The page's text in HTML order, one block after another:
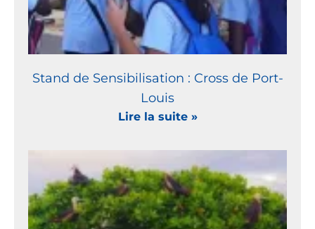
Stand de Sensibilisation : Cross de Port-
Louis
Lire la suite »